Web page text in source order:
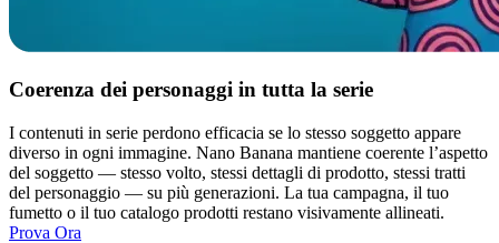
Coerenza dei personaggi in tutta la serie
I contenuti in serie perdono efficacia se lo stesso soggetto appare
diverso in ogni immagine. Nano Banana mantiene coerente l’aspetto
del soggetto — stesso volto, stessi dettagli di prodotto, stessi tratti
del personaggio — su più generazioni. La tua campagna, il tuo
fumetto o il tuo catalogo prodotti restano visivamente allineati.
Prova Ora